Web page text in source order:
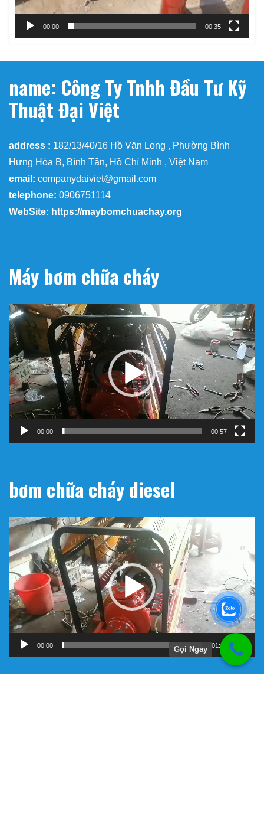
00:00 00:35
name: Công Ty Tnhh Đầu Tư Kỹ
Thuật Đại Việt
address : 182/13/40/16 Hồ Văn Long , Phường Bình
Hưng Hòa B, Bình Tân, Hồ Chí Minh , Việt Nam
email: companydaiviet@gmail.com
telephone: 0906751114
WebSite: https://maybomchuachay.org
Máy bơm chữa cháy
Trình
chơi
Video
00:00 00:57
bơm chữa cháy diesel
Trình
chơi
Video
00:00 01:11
Gọi Ngay